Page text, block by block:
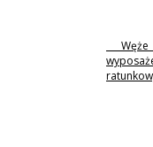
Węże